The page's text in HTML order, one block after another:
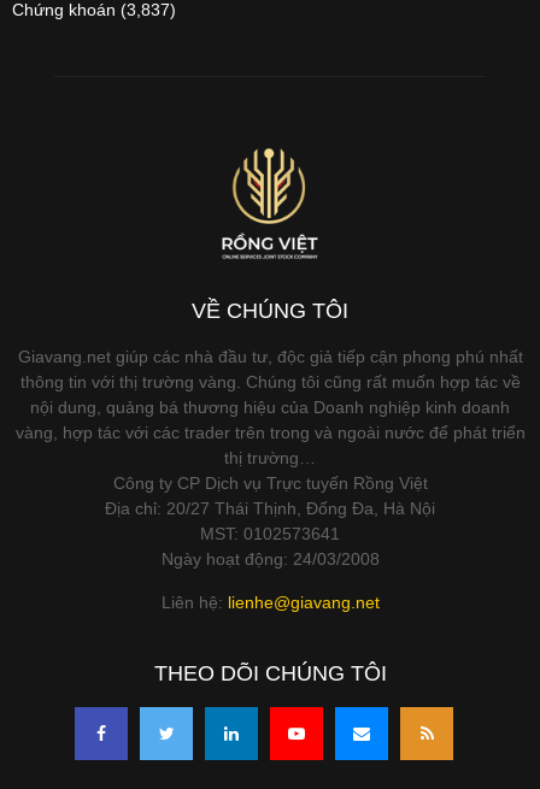
Chứng khoán (3,837)
VỀ CHÚNG TÔI
Giavang.net giúp các nhà đầu tư, độc giả tiếp cận phong phú nhất
thông tin với thị trường vàng. Chúng tôi cũng rất muốn hợp tác về
nội dung, quảng bá thương hiệu của Doanh nghiệp kinh doanh
vàng, hợp tác với các trader trên trong và ngoài nước để phát triển
thị trường…
Công ty CP Dịch vụ Trực tuyến Rồng Việt
Địa chỉ: 20/27 Thái Thịnh, Đống Đa, Hà Nội
MST: 0102573641
Ngày hoạt động: 24/03/2008
Liên hệ: lienhe@giavang.net
THEO DÕI CHÚNG TÔI